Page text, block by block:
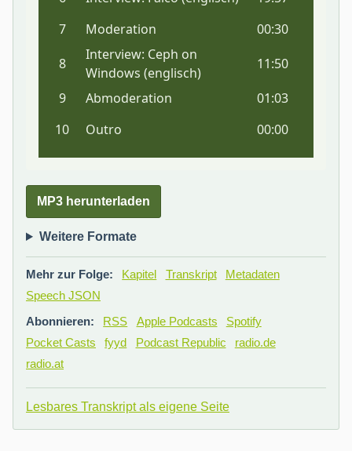
MP3 herunterladen
Weitere Formate
Mehr zur Folge: Kapitel Transkript
Metadaten
Speech JSON
Abonnieren:
RSS Apple Podcasts
Spotify
Pocket Casts
fyyd Podcast Republic
radio.de
radio.at
Lesbares Transkript als eigene Seite